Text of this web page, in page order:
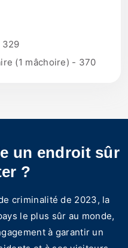
329
(1 mâchoire) - 370
un endroit sûr
?
criminalité de 2023, la
le plus sûr au monde,
à garantir un